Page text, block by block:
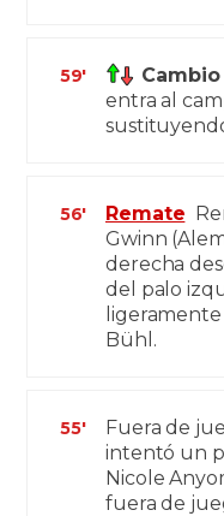
59' Cambio
entra al
56' Remate
Gwinn
derecha
del palo
ligeramente
Bühl.
55'
Fuera de
intentó un
Nicole
fuera de